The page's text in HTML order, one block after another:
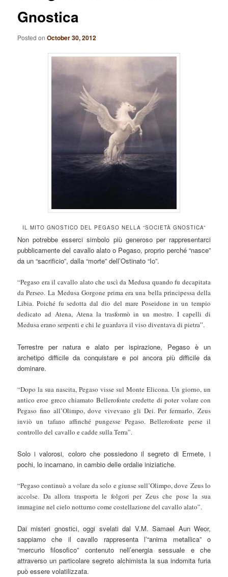
Gnostica
Posted onOctober 30, 2012
IL MITO GNOSTICO DEL PEGASO NELLA “SOCIETÀ GNOSTICA”
Non potrebbe esserci simbolo più generoso per rappresentarci
pubblicamente del cavallo alato o Pegaso, proprio perché “nasce”
da un “sacrificio”, dalla “morte” dell’Ostinato “Io”.
“Pegaso era il cavallo alato che uscì da Medusa quando fu decapitata
da Perseo. La Medusa Gorgone prima era una bella principessa della
Libia. Poiché fu sedotta dal dio del mare Poseidone in un tempio
dedicato ad Atena, Atena la trasformò in un mostro. I capelli di
Medusa erano serpenti e chi le guardava il viso diventava di pietra”.
Terrestre per natura e alato per ispirazione, Pegaso è un
archetipo difficile da conquistare e poi ancora più difficile da
dominare.
“Dopo la sua nascita, Pegaso visse sul Monte Elicona. Un giorno, un
antico eroe greco chiamato Bellerofonte credette di poter volare con
Pegaso fino all’Olimpo, dove vivevano gli Dei. Per fermarlo, Zeus
inviò un tafano affinché pungesse Pegaso. Bellerofonte perse il
controllo del cavallo e cadde sulla Terra”.
Solo i valorosi, coloro che possiedono il segreto di Ermete, i
pochi, lo incarnano, in cambio delle ordalie iniziatiche.
“Pegaso continuò a volare da solo e giunse sull’Olimpo, dove Zeus lo
accolse. Da allora trasporta le folgori per Zeus che pose la sua
immagine nel cielo notturno come costellazione del cavallo alato”.
Dai misteri gnostici, oggi svelati dal V.M. Samael Aun Weor,
sappiamo che il cavallo rappresenta l’“anima metallica” o
“mercurio filosofico” contenuto nell’energia sessuale e che
attraverso un particolare segreto alchimista la sua indomita furia
può essere volatilizzata.